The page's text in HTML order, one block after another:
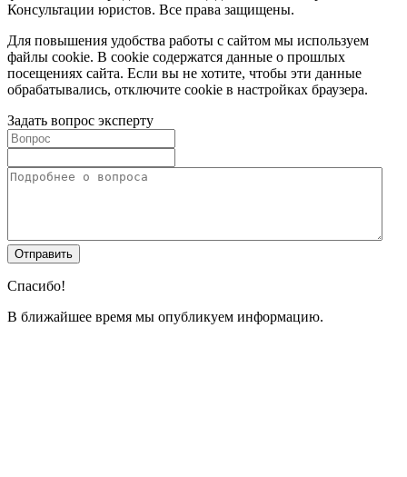
Консультации юристов. Все права защищены.
Для повышения удобства работы с сайтом мы используем
файлы cookie. В cookie содержатся данные о прошлых
посещениях сайта. Если вы не хотите, чтобы эти данные
обрабатывались, отключите cookie в настройках браузера.
Задать вопрос эксперту
Спасибо!
В ближайшее время мы опубликуем информацию.